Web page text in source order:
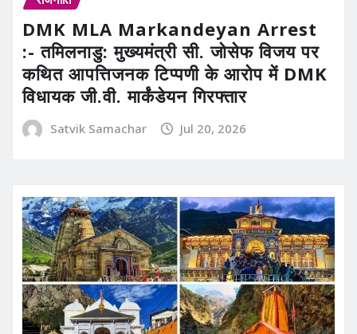
DMK MLA Markandeyan Arrest
:- तमिलनाडु: मुख्यमंत्री सी. जोसेफ विजय पर
कथित आपत्तिजनक टिप्पणी के आरोप में DMK
विधायक जी.वी. मार्कंडेयन गिरफ्तार
Satvik Samachar Jul 20, 2026